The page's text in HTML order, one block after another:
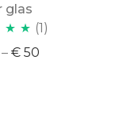
glas
(1)
– € 50